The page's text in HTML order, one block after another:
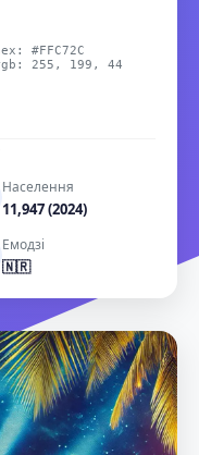
#FFC72C
255, 199, 44
Населення
11,947 (2024)
Емодзі
🇳🇷